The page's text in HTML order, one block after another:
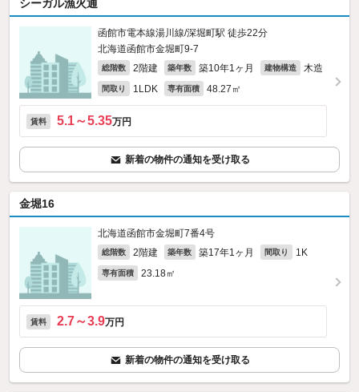
シーガル漁火通
函館市電本線湯川線/深堀町駅 徒歩22分
北海道函館市金堀町9-7
総階数 2階建 築年数 築10年1ヶ月 建物構造 木造
間取り 1LDK 専有面積 48.27㎡
賃料 5.1～5.35万円
新着の物件の通知を受け取る
金堀16
北海道函館市金堀町7番4号
総階数 2階建 築年数 築17年1ヶ月 間取り 1K
専有面積 23.18㎡
賃料 2.7～3.9万円
新着の物件の通知を受け取る